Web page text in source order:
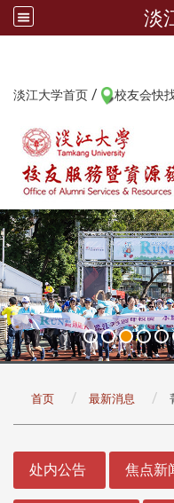
淡
淡江大学首页 / 校友会快
首页 最新消息
处内公告 焦点新